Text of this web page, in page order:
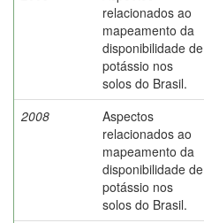
relacionados ao
mapeamento da
disponibilidade de
potássio nos
solos do Brasil.
2008
Aspectos
relacionados ao
mapeamento da
disponibilidade de
potássio nos
solos do Brasil.